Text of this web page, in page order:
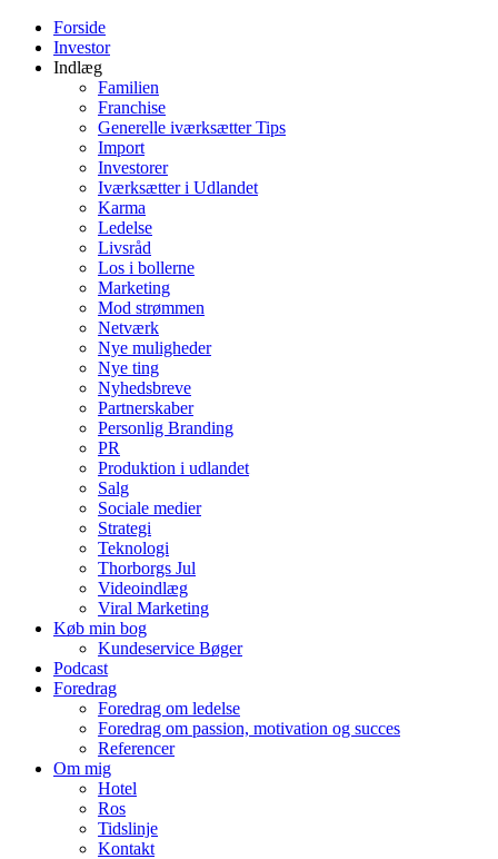
Forside
Investor
Indlæg
Familien
Franchise
Generelle iværksætter Tips
Import
Investorer
Iværksætter i Udlandet
Karma
Ledelse
Livsråd
Los i bollerne
Marketing
Mod strømmen
Netværk
Nye muligheder
Nye ting
Nyhedsbreve
Partnerskaber
Personlig Branding
PR
Produktion i udlandet
Salg
Sociale medier
Strategi
Teknologi
Thorborgs Jul
Videoindlæg
Viral Marketing
Køb min bog
Kundeservice Bøger
Podcast
Foredrag
Foredrag om ledelse
Foredrag om passion, motivation og succes
Referencer
Om mig
Hotel
Ros
Tidslinje
Kontakt